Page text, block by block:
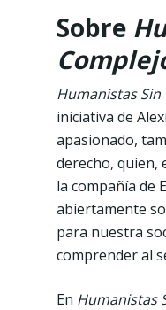
Sobre
Humanistas
iniciativa de
apasionado,
derecho, quien,
la compañía de
abiertamente
para nuestra
comprender al
En Humanistas